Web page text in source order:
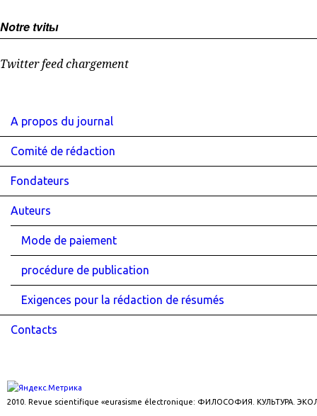
Notre tvitы
Twitter feed chargement
A propos du journal
Comité de rédaction
Fondateurs
Auteurs
Mode de paiement
procédure de publication
Exigences pour la rédaction de résumés
Contacts
2010. Revue scientifique «eurasisme électronique: ФИЛОСОФИЯ. КУЛЬТУРА.